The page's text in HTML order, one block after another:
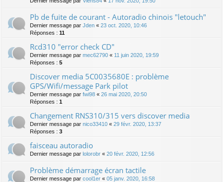
Pb de fuite de courant - Autoradio chinois "letouch"
Dernier message par Jden « 23 oct. 2020, 10:46
Réponses : 11
Rcd310 "error check CD"
Dernier message par mec62790 « 11 juin 2020, 19:59
Réponses : 5
Discover media 5C0035680E : problème
GPS/Wifi/message Park pilot
Dernier message par fwi98 « 26 mai 2020, 20:50
Réponses : 1
Changement RNS310/315 vers discover media
Dernier message par nico33410 « 29 févr. 2020, 13:37
Réponses : 3
faisceau autoradio
Dernier message par lolorobr « 20 févr. 2020, 12:56
Problème démarrage écran tactile
Dernier message par cool1er « 05 janv. 2020, 16:58